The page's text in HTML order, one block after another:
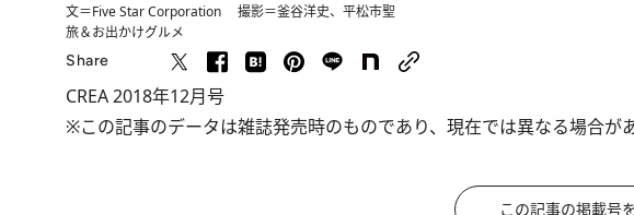
文＝Five Star Corporation 撮影＝釜谷洋史、平松市聖
旅＆お出かけグルメ
Share
CREA 2018年12月号
※この記事のデータは雑誌発売時のものであり、現在では異なる場合があ
この記事の掲載号